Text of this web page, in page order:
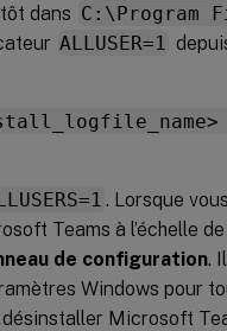
dans C:\Program
ALLUSER=1
. Lorsque
Teams à l’échelle
de configuration.
Windows pour
Microsoft